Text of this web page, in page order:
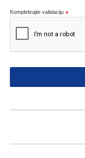
Kompletirajte validaciju